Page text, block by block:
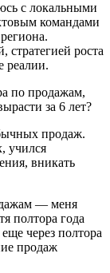
с локальными
командами
стратегией роста
реалии.
по продажам,
за 6 лет?
продаж.
учился
вникать
— меня
полтора года
через полтора
продаж